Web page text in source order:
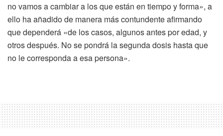
no vamos a cambiar a los que están en tiempo y forma», a
ello ha añadido de manera más contundente afirmando
que dependerá «de los casos, algunos antes por edad, y
otros después. No se pondrá la segunda dosis hasta que
no le corresponda a esa persona».